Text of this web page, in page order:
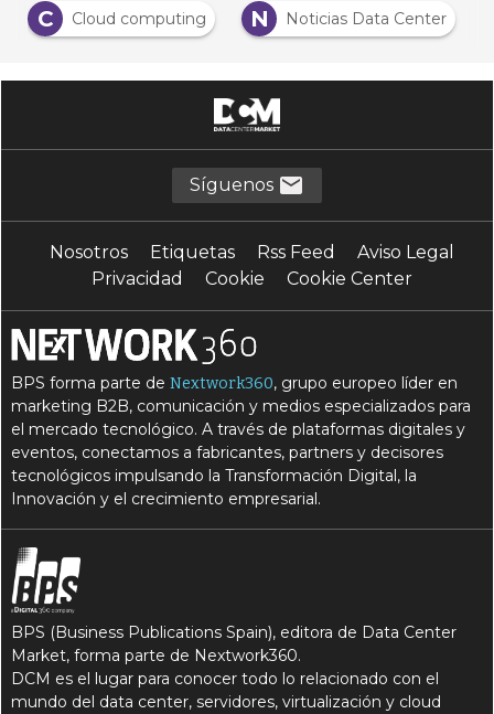
C
Cloud computing N Noticias Data Center
Síguenos
Nosotros Etiquetas Rss Feed
Aviso Legal
Privacidad
Cookie Cookie Center
BPS forma parte deNextwork360, grupo europeo líder en
marketing B2B, comunicación y medios especializados para
el mercado tecnológico. A través de plataformas digitales y
eventos, conectamos a fabricantes, partners y decisores
tecnológicos impulsando la Transformación Digital, la
Innovación y el crecimiento empresarial.
BPS (Business Publications Spain), editora de Data Center
Market, forma parte de Nextwork360.
DCM es el lugar para conocer todo lo relacionado con el
mundo del data center, servidores, virtualización y cloud